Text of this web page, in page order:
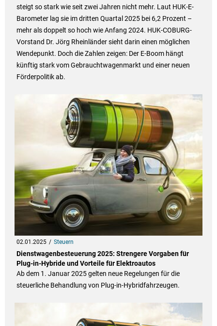
steigt so stark wie seit zwei Jahren nicht mehr. Laut HUK-E-
Barometer lag sie im dritten Quartal 2025 bei 6,2 Prozent –
mehr als doppelt so hoch wie Anfang 2024. HUK-COBURG-
Vorstand Dr. Jörg Rheinländer sieht darin einen möglichen
Wendepunkt. Doch die Zahlen zeigen: Der E-Boom hängt
künftig stark vom Gebrauchtwagenmarkt und einer neuen
Förderpolitik ab.
02.01.2025 Steuern
Dienstwagenbesteuerung 2025: Strengere Vorgaben für
Plug-in-Hybride und Vorteile für Elektroautos
Ab dem 1. Januar 2025 gelten neue Regelungen für die
steuerliche Behandlung von Plug-in-Hybridfahrzeugen.